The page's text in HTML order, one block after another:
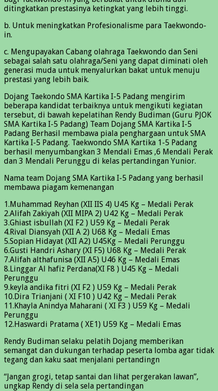
ditingkatkan prestasinya ketingkat yang lebih tinggi.
b. Untuk meningkatkan Profesionalisme para Taekwondo-
in.
c. Mengupayakan Cabang olahraga Taekwondo dan Seni
sebagai salah satu olahraga/Seni yang dapat diminati oleh
generasi muda untuk menyalurkan bakat untuk menuju
prestasi yang lebih baik.
Dojang Taekondo SMA Kartika I-5 Padang mengirim
beberapa kandidat terbaiknya untuk mengikuti kegiatan
tersebut, di bawah kepelatihan Rendy Budiman (Guru PJOK
SMA Kartika I-5 Padang) Team Dojang SMA Kartika I-5
Padang Berhasil membawa piala penghargaan untuk SMA
Kartika I-5 Padang. Taekwondo SMA Kartika 1-5 Padang
berhasil menyumbangkan 3 Mendali Emas ,6 Mendali Perak
dan 3 Mendali Perunggu di kelas pertandingan Yunior.
Nama team Dojang SMA Kartika I-5 Padang yang berhasil
membawa piagam kemenangan
1.Muhammad Reyhan (XII IIS 4) U45 Kg – Medali Perak
2.Alifah Zakiyah (XII MIPA 2) U42 Kg – Medali Perak
3.Ghiast isbullah (XI F2 ) U59 Kg – Medali Perak
4.Rival Diansyah (XII A 2) U68 Kg – Medali Emas
5.Sopian Hidayat (XII A2) U45Kg – Medali Perunggu
6.Gusti Handri Ashary (XI F5) U68 Kg – Medali Perak
7.Alifah althafunisa (XII A5) U46 Kg – Medali Emas
8.Linggar Al hafiz Perdana(XI F8 ) U45 Kg – Medali
Perunggu
9.keyla andika fitri (XI F2 ) U59 Kg – Medali Perak
10.Dira Trianjani ( XI F10 ) U42 Kg – Medali Perak
11.Khayla Anindya Maharani ( XI F3 ) U59 Kg – Medali
Perunggu
12.Haswardi Pratama ( XE1) U59 Kg – Medali Emas
Rendy Budiman selaku pelatih Dojang memberikan
semangat dan dukungan terhadap peserta lomba agar tidak
tegang dan kaku saat menjalani pertandingn
“Jangan grogi, tetap santai dan lihat pergerakan lawan”,
ungkap Rendy di sela sela pertandingan